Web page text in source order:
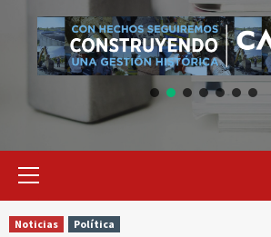
Primary
Noticias Política